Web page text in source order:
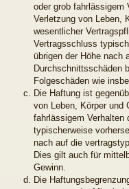
oder grob fahrlässigem
Verletzung von Leben,
wesentlicher
Vertragsschluss
übrigen der Höhe nach
Durchschnittsschäden
Folgeschäden wie
Die Haftung ist
von Leben, Körper und
fahrlässigem Verhalten
typischerweise
nach auf die
Dies gilt auch für
Gewinn.
Die